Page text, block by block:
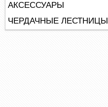
АКСЕССУАРЫ
ЧЕРДАЧНЫЕ ЛЕСТНИЦЫ